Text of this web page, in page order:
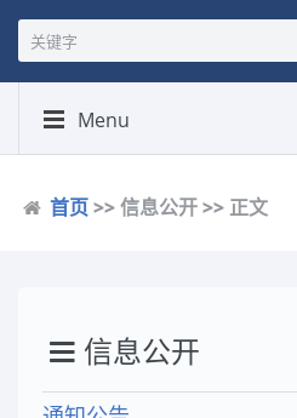
Menu
首页>> 信息公开 >> 正文
信息公开